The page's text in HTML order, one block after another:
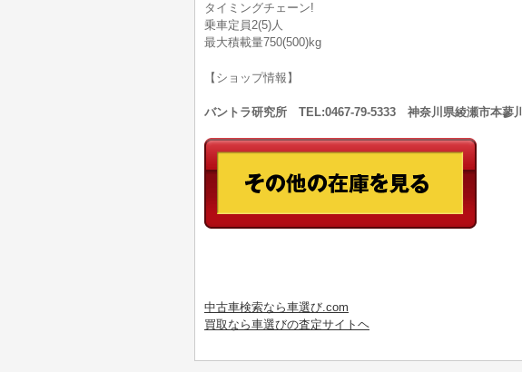
タイミングチェーン!
乗車定員2(5)人
最大積載量750(500)kg
【ショップ情報】
バントラ研究所 TEL:0467-79-5333 神奈川県綾瀬市本蓼川
中古車検索なら車選び.com
買取なら車選びの査定サイトヘ